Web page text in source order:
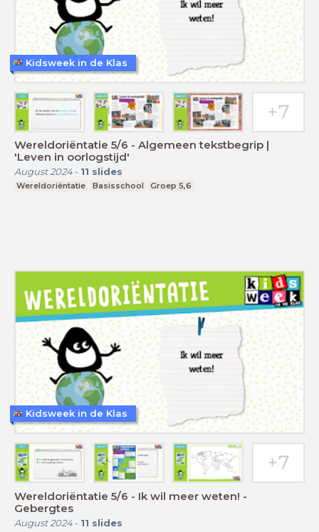
Wereldoriëntatie 5/6 - Algemeen tekstbegrip |
'Leven in oorlogstijd'
August 2024- 11 slides
Wereldoriëntatie Basisschool Groep 5,6
Kidsweek in de Klas
Wereldoriëntatie 5/6 - Ik wil meer weten! -
Gebergtes
August 2024- 11 slides
Kidsweek in de Klas